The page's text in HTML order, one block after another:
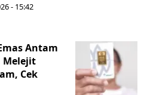
- 15:42
Antam
Melejit
Cek